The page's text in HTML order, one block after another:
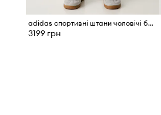
adidas спортивні штани чоловічі бавовняні
3199 грн